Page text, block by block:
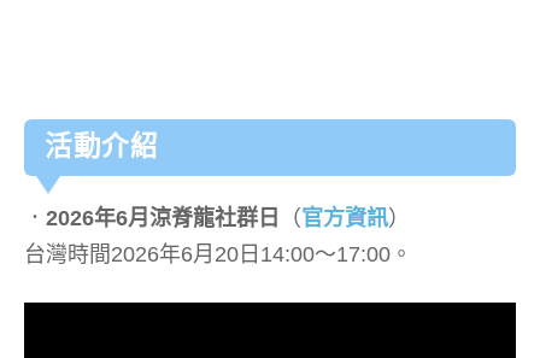
活動介紹
． 2026年6月涼脊龍社群日 （官方資訊）
台灣時間2026年6月20日14:00～17:00。